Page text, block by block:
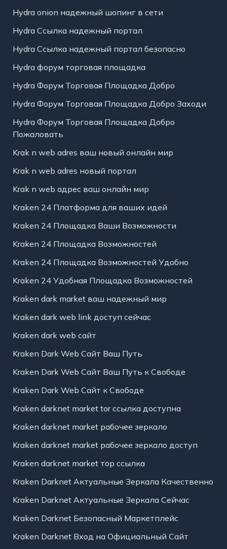
Hydra onion надежный шопинг в сети
Hydra Ссылка надежный портал
Hydra Ссылка надежный портал безопасно
Hydra форум торговая площадка
Hydra Форум Торговая Площадка Добро
Hydra Форум Торговая Площадка Добро Заходи
Hydra Форум Торговая Площадка Добро
Пожаловать
Krak n web adres ваш новый онлайн мир
Krak n web adres новый портал
Krak n web адрес ваш онлайн мир
Kraken 24 Платформа для ваших идей
Kraken 24 Площадка Ваши Возможности
Kraken 24 Площадка Возможностей
Kraken 24 Площадка Возможностей Удобно
Kraken 24 Удобная Площадка Возможностей
Kraken dark market ваш надежный мир
Kraken dark web link доступ сейчас
Kraken dark web сайт
Kraken Dark Web Сайт Ваш Путь
Kraken Dark Web Сайт Ваш Путь к Свободе
Kraken Dark Web Сайт к Свободе
Kraken darknet market tor ссылка доступна
Kraken darknet market рабочее зеркало
Kraken darknet market рабочее зеркало доступ
Kraken darknet market тор ссылка
Kraken Darknet Актуальные Зеркала Качественно
Kraken Darknet Актуальные Зеркала Сейчас
Kraken Darknet Безопасный Маркетплейс
Kraken Darknet Вход на Официальный Сайт